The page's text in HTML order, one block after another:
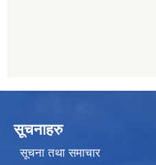
सूचनाहरु
सूचना तथा समाचार